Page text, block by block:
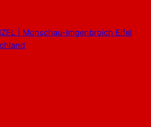
| Monschau-Imgenbroich Eifel